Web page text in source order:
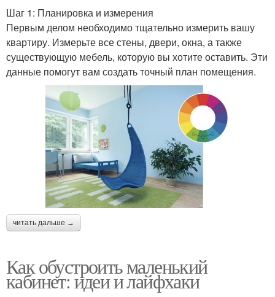
Шаг 1: Планировка и измерения
Первым делом необходимо тщательно измерить вашу
квартиру. Измерьте все стены, двери, окна, а также
существующую мебель, которую вы хотите оставить. Эти
данные помогут вам создать точный план помещения.
читать дальше →
Как обустроить маленький
кабинет: идеи и лайфхаки